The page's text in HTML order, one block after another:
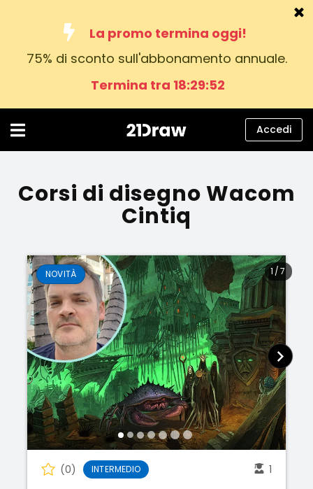
La promo termina oggi!
75% di sconto sull'abbonamento annuale.
Termina tra 18:29:50
Corsi
Aiuto
italiano
Accedi
Corsi di disegno Wacom
Cintiq
NOVITÀ
(0) INTERMEDIO 1
1 /7